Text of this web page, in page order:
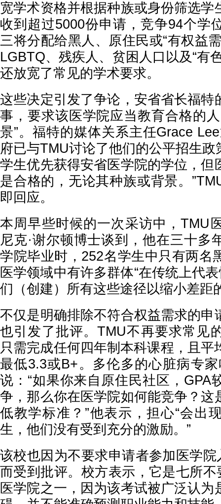
宽学术资格并根据种族或身份筛选学
收到超过5000份申请，竞争94个学
三将分配给黑人、原住民或“有权益
LGBTQ、残疾人、贫困人口以及“有
还放宽了常见的学术要求。
这些决定引发了争论，安省省长福特
事，要求该医学院应当教育合格的
景”。福特的媒体关系主任Grace
府已与TMU讨论了他们的公平招生政
学生优先获得安省医学院的学位，但
是合格的，无论其种族或背景。
即回应。
本周早些时候的一次采访中，TMU
尼克·谢尔顿博士谈到，他在三十多
学院毕业时，252名学生中只有两名
医学领域中有许多群体“在传统上代
们（创建）所有这些途径以缩小差距
不仅是明确排除不符合权益需求的申
也引发了批评。TMU不再要求常见
只需完成任何四年制本科课程，且平
最低3.3或B+。多伦多的心脏病专
说：“如果你来自原住民社区，GPA
争，那么你在医学院如何能竞争？这
低教学标准？”他表示，担心“会出
生，他们没有受到充分的激励。”
该校也因为不要求申请者参加医学
而受到批评。校方表示，它是七所
医学院之一，因为该考试被广泛认为